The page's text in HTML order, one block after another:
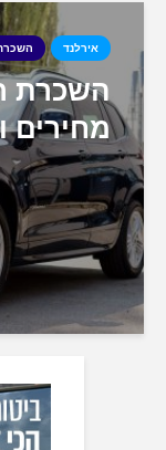
אירלנד
השכרת
מחירים